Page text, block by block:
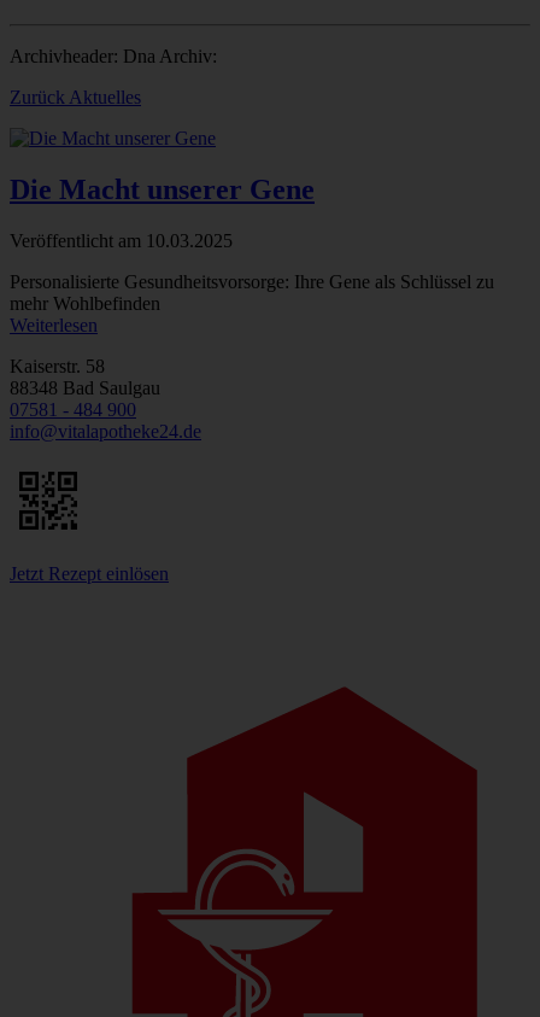
Archivheader: Dna Archiv:
Zurück Aktuelles
Die Macht unserer Gene
Veröffentlicht am 10.03.2025
Personalisierte Gesundheitsvorsorge: Ihre Gene als Schlüssel zu
mehr Wohlbefinden
Weiterlesen
Kaiserstr. 58
88348 Bad Saulgau
07581 - 484 900
info@vitalapotheke24.de
Jetzt Rezept einlösen